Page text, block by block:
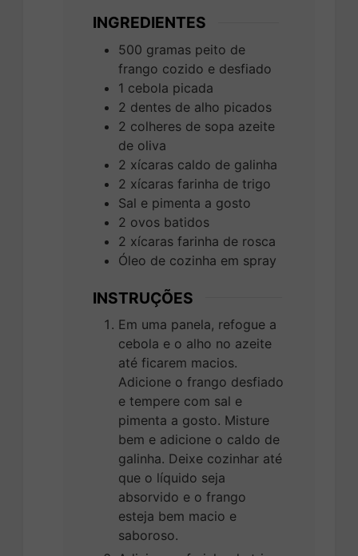
INGREDIENTES
500 gramas peito de
frango cozido e desfiado
1 cebola picada
2 dentes de alho picados
2 colheres de sopa azeite
de oliva
2 xícaras caldo de galinha
2 xícaras farinha de trigo
Sal e pimenta a gosto
2 ovos batidos
2 xícaras farinha de rosca
Óleo de cozinha em spray
INSTRUÇÕES
Em uma panela, refogue a
cebola e o alho no azeite
até ficarem macios.
Adicione o frango desfiado
e tempere com sal e
pimenta a gosto. Misture
bem e adicione o caldo de
galinha. Deixe cozinhar até
que o líquido seja
absorvido e o frango
esteja bem macio e
saboroso.